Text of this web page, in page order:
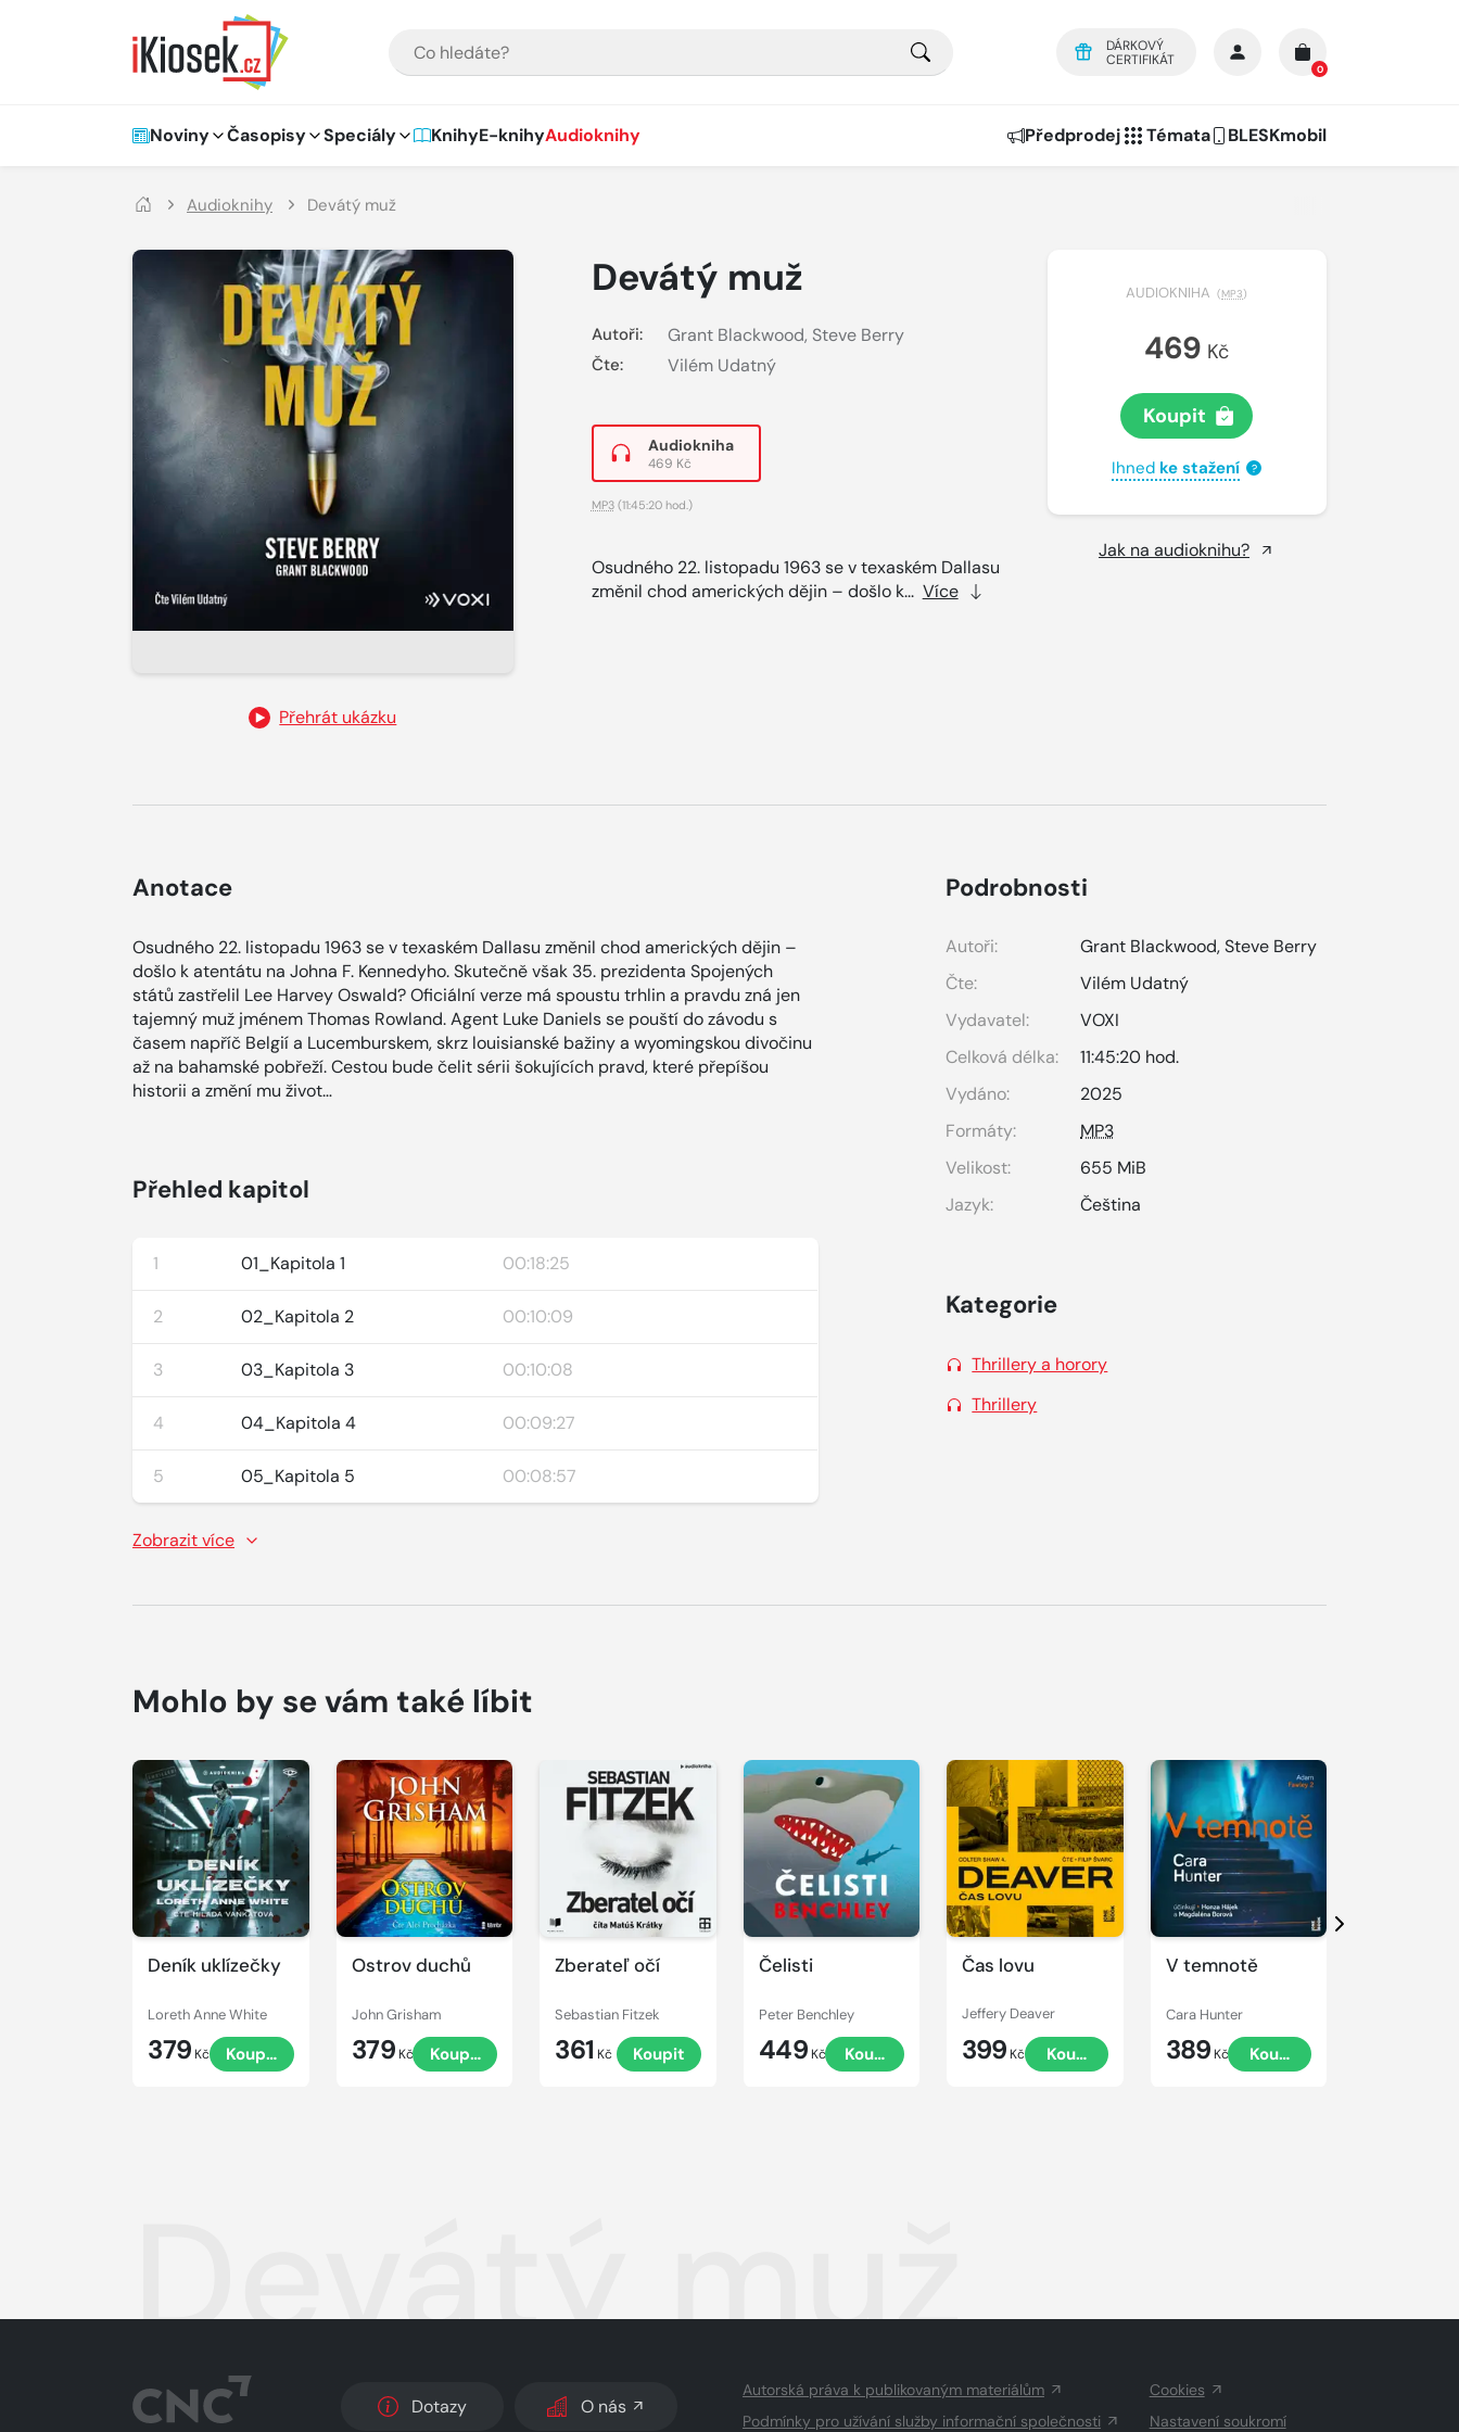
DÁRKOVÝ
CERTIFIKÁT
0
Hlavní navigace
Noviny Časopisy Speciály KnihyE-knihyAudioknihy Předprodej Témata BLESKmobil
Audioknihy Devátý muž
Přehrát ukázku
Devátý muž
Autoři: Grant Blackwood, Steve Berry
Čte: Vilém Udatný
Audiokniha
469 Kč
MP3(11:45:20 hod.)
Osudného 22. listopadu 1963 se v texaském Dallasu
změnil chod amerických dějin – došlo k... Více
AUDIOKNIHA (MP3)
469 Kč
Koupit
Ihned ke stažení ?
Jak na audioknihu?
Anotace
Osudného 22. listopadu 1963 se v texaském Dallasu změnil chod amerických dějin –
došlo k atentátu na Johna F. Kennedyho. Skutečně však 35. prezidenta Spojených
států zastřelil Lee Harvey Oswald? Oficiální verze má spoustu trhlin a pravdu zná jen
tajemný muž jménem Thomas Rowland. Agent Luke Daniels se pouští do závodu s
časem napříč Belgií a Lucemburskem, skrz louisianské bažiny a wyomingskou divočinu
až na bahamské pobřeží. Cestou bude čelit sérii šokujících pravd, které přepíšou
historii a změní mu život…
Přehled kapitol
1 01_Kapitola 1 00:18:25
2 02_Kapitola 2 00:10:09
3 03_Kapitola 3 00:10:08
4 04_Kapitola 4 00:09:27
5 05_Kapitola 5 00:08:57
Zobrazit více
Podrobnosti
Autoři: Grant Blackwood,Steve Berry
Čte:
Vilém Udatný
Vydavatel:
VOXI
Celková délka:
11:45:20 hod.
Vydáno:
2025
Formáty:
MP3
Velikost:
655 MiB
Jazyk:
Čeština
Kategorie
Thrillery a horory
Thrillery
Mohlo by se vám také líbit
Deník uklízečky
Loreth Anne White
379 Kč Koupit
Přehrát
ukázku
Ostrov duchů
John Grisham
379 Kč Koupit
Přehrát
ukázku
Zberateľ očí
Sebastian Fitzek
361 Kč Koupit
Přehrát
ukázku
Čelisti
Peter Benchley
449 Kč Koupit
Přehrát
ukázku
Čas lovu
Jeffery Deaver
399 Kč Koupit
Přehrát
ukázku
V temnotě
Cara Hunter
389 Kč Koupit
Přehrát
ukázku
Další
Devátý muž
Dotazy O nás
Autorská práva k publikovaným materiálům
Podmínky pro užívání služby informační společnosti
Cookies
Nastavení soukromí